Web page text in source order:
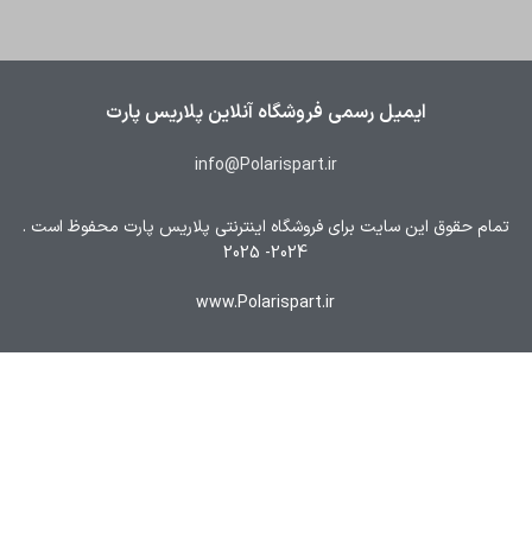
ایمیل رسمی فروشگاه آنلاین پلاریس پارت
info@Polarispart.ir
تمام حقوق این سایت برای فروشگاه اینترنتی پلاریس پارت محفوظ است .
2024- 2025
www.Polarispart.ir